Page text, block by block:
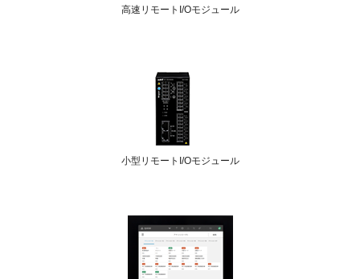
高速リモートI/Oモジュール
小型リモートI/Oモジュール